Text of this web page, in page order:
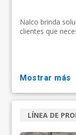
Nalco brinda
clientes que
mostrar más
LÍNEA DE